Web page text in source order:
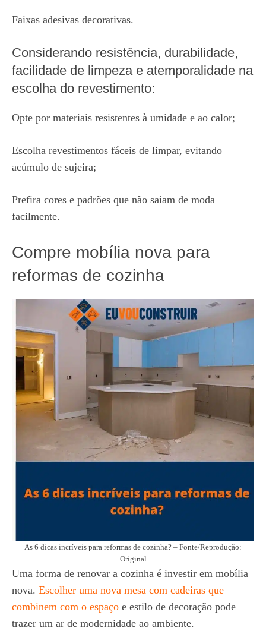
Faixas adesivas decorativas.
Considerando resistência, durabilidade,
facilidade de limpeza e atemporalidade na
escolha do revestimento:
Opte por materiais resistentes à umidade e ao calor;
Escolha revestimentos fáceis de limpar, evitando
acúmulo de sujeira;
Prefira cores e padrões que não saiam de moda
facilmente.
Compre mobília nova para
reformas de cozinha
As 6 dicas incríveis para reformas de cozinha? – Fonte/Reprodução:
Original
Uma forma de renovar a cozinha é investir em mobília
nova. Escolher uma nova mesa com cadeiras que
combinem com o espaço e estilo de decoração pode
trazer um ar de modernidade ao ambiente.